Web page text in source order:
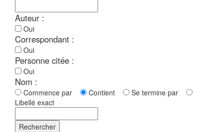
Auteur :
Oui
Correspondant :
Oui
Personne citée :
Oui
Nom :
Commence par Contient
Se termine par
Libellé exact
Rechercher